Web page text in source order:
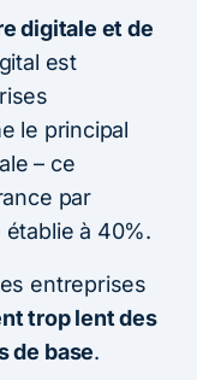
digitale et de
est
le principal
– ce
par
à 40%.
entreprises
trop lent des
de base.